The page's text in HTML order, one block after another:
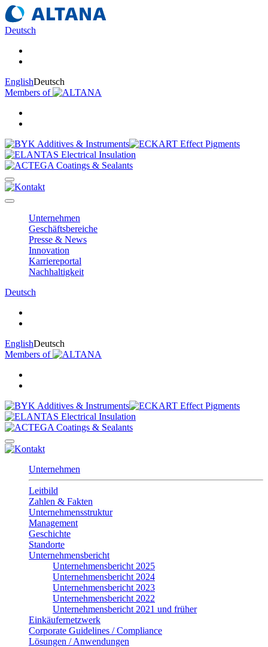
Deutsch
EnglishDeutsch
Members of
Unternehmen
Geschäftsbereiche
Presse & News
Innovation
Karriereportal
Nachhaltigkeit
Deutsch
EnglishDeutsch
Members of
Unternehmen
Leitbild
Zahlen & Fakten
Unternehmensstruktur
Management
Geschichte
Standorte
Unternehmensbericht
Unternehmensbericht 2025
Unternehmensbericht 2024
Unternehmensbericht 2023
Unternehmensbericht 2022
Unternehmensbericht 2021 und früher
Einkäufernetzwerk
Corporate Guidelines / Compliance
Lösungen / Anwendungen